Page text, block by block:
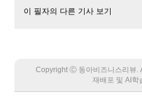
이 필자의 다른 기사 보기
Copyright Ⓒ 동아비즈니스리뷰.
재배포 및 AI학